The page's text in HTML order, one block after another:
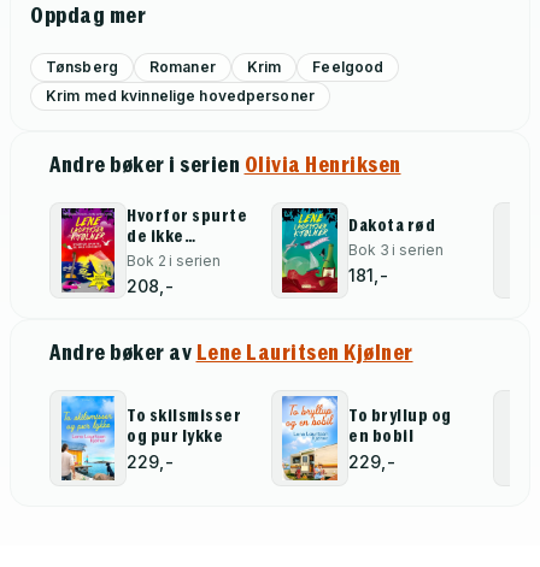
Oppdag mer
Tønsberg Romaner Krim
Feelgood
Krim med kvinnelige hovedpersoner
Andre bøker i serien Olivia Henriksen
Hvorfor spurte
de ikke
Evensen?
Bok 2 i serien
208,-
Dakota rød
Bok 3 i serien
181,-
Andre bøker av Lene Lauritsen Kjølner
To skilsmisser
og pur lykke
229,-
To bryllup og
en bobil
229,-